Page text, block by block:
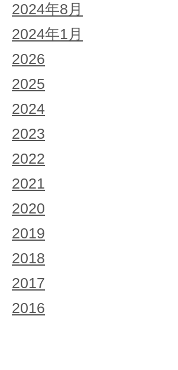
2024年8月
2024年1月
2026
2025
2024
2023
2022
2021
2020
2019
2018
2017
2016